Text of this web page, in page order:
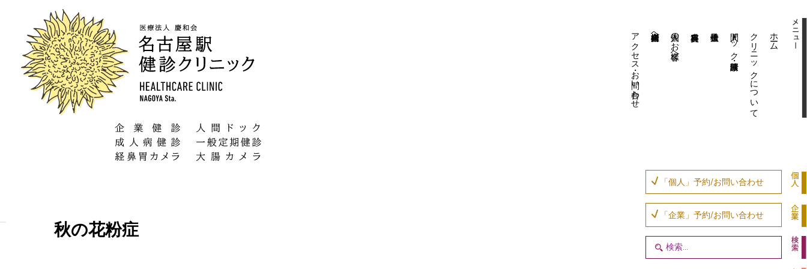
アクセス・お問い合わせ 企業内担当者様へ 個人のお客様へ 人間ドック・健康診断 クリニックについて ホーム
秋の花粉症
「個人」予約/お問い合わせ
「企業」予約/お問い合わせ